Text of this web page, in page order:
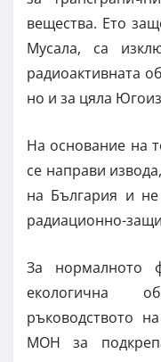
вещества. Ето
Мусала, са
радиоактивната
но и за цяла
На основание на
се направи
на България и
радиационно-
За нормалното
екологична
ръководството
МОН за